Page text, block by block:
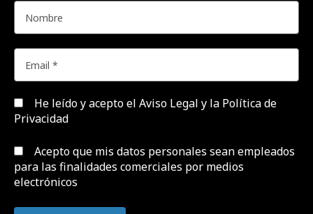
He leído y acepto el Aviso Legal y la Política de
Privacidad
Acepto que mis datos personales sean empleados
para las finalidades comerciales por medios
electrónicos